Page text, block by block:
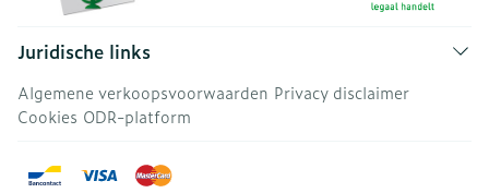
Juridische links
Algemene verkoopsvoorwaarden Privacy disclaimer
Cookies ODR-platform